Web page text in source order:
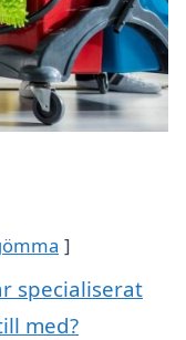
specialiserat
med?